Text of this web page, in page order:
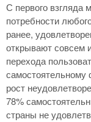
С первого взгляда
потребности
ранее,
открывают совсем
перехода
рост
78%
страны не